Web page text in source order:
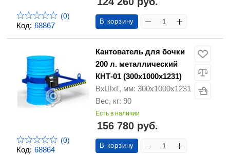
Код: 68867
(0)
В корзину
Код: 68864
(0)
Кантователь для бочки
200 л. металлический
КНТ-01 (300х1000х1231)
ВхШхГ, мм: 300х1000х1231
Вес, кг: 90
Есть в наличии
156 780 руб.
В корзину